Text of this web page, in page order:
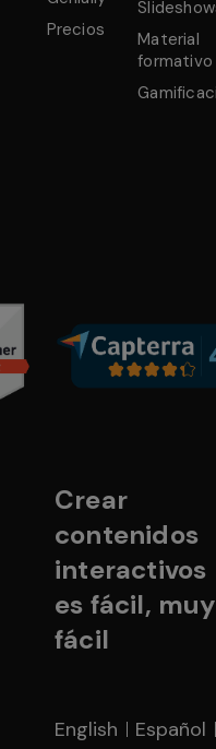
Precios
Material
formativo
Crear
contenidos
interactivos
es fácil, muy
fácil
English Español